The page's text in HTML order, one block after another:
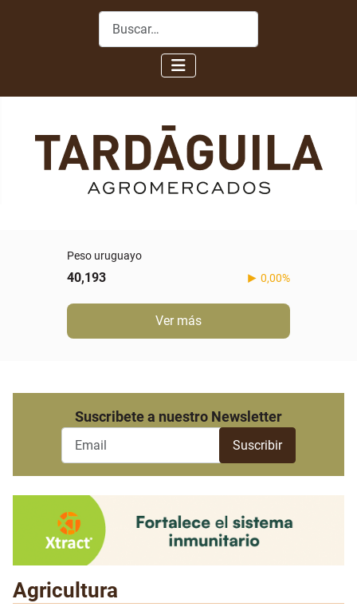
Buscar
Peso uruguayo
40,193 0,00%
Ver más
Suscribete a nuestro Newsletter
Agricultura